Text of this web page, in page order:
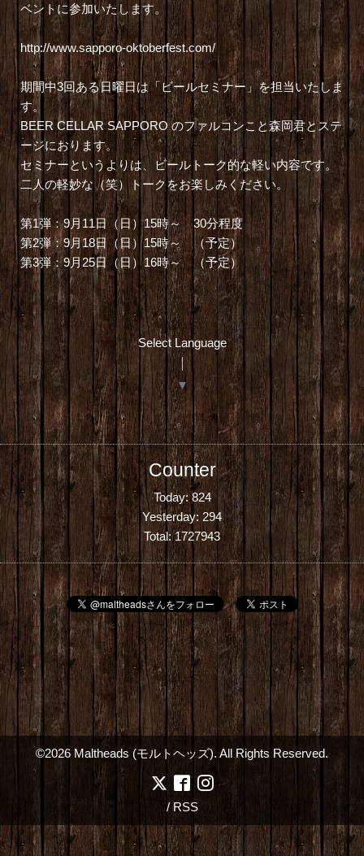
ベントに参加いたします。
http://www.sapporo-oktoberfest.com/
期間中3回ある日曜日は「ビールセミナー」を担当いたしま
す。
BEER CELLAR SAPPORO のファルコンこと森岡君とステ
ージにおります。
セミナーというよりは、ビールトーク的な軽い内容です。
二人の軽妙な（笑）トークをお楽しみください。
第1弾：9月11日（日）15時～ 30分程度
第2弾：9月18日（日）15時～ （予定）
第3弾：9月25日（日）16時～ （予定）
Select Language
▼
Counter
Today:824
Yesterday: 294
Total:1727943
©2026 Maltheads (モルトヘッズ). All Rights Reserved.
/RSS